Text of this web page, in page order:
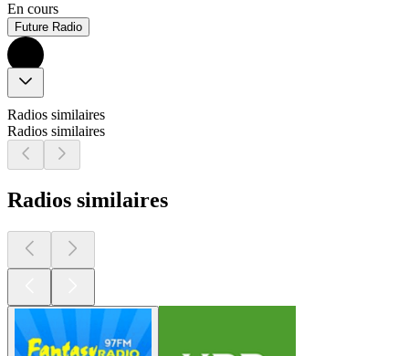
En cours
Future Radio
Radios similaires
Radios similaires
Radios similaires